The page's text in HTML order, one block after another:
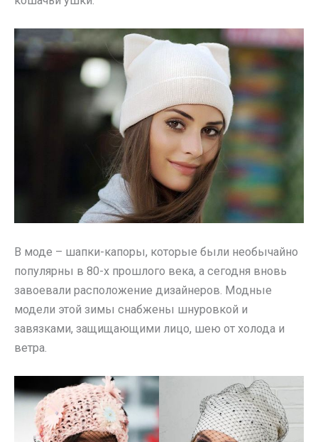
В моде – шапки-капоры, которые были необычайно
популярны в 80-х прошлого века, а сегодня вновь
завоевали расположение дизайнеров. Модные
модели этой зимы снабжены шнуровкой и
завязками, защищающими лицо, шею от холода и
ветра.